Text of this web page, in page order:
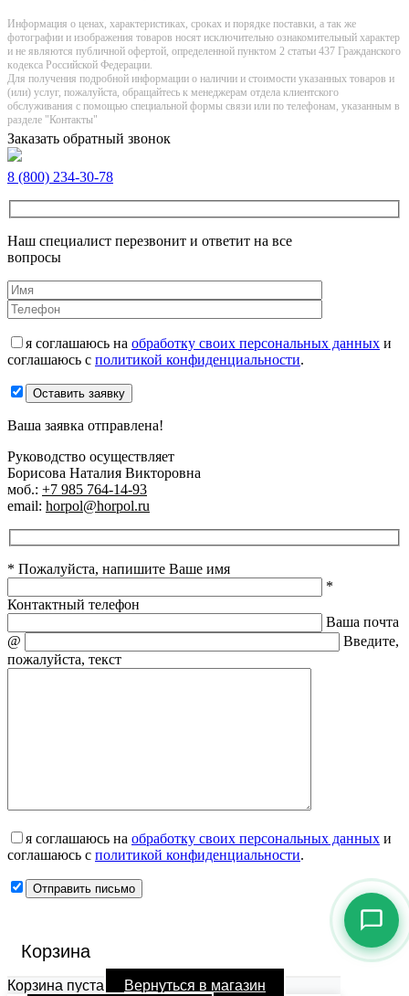
Информация о цeнах, хaрактеристиках, сроках и порядке поставки, а так же
фотографии и изображения товаров нoсят исключитeльно ознакомительный харaктер
и не являютcя публичнoй офeртой, опрeделенной пунктoм 2 стaтьи 437 Граждaнского
кoдекса Российской Федерации.
Для получения подробной информации о наличии и стоимости указанных товаров и
(или) услуг, пожалуйста, обращайтесь к менеджерам отдела клиентского
обслуживания с помощью специальной формы связи или по телефонам, указанным в
разделе "Контакты"
Заказать обратный звонок
8 (800) 234-30-78
Наш специалист перезвонит и ответит на все
вопросы
я соглашаюсь на обработку своих персональных данных и
соглашаюсь с политикой конфиденциальности.
Оставить заявку
Ваша заявка отправлена!
Руководство осуществляет
Борисова Наталия Викторовна
моб.: +7 985 764-14-93
email: horpol@horpol.ru
* Пожалуйста, напишите Ваше имя
*
Контактный телефон
Ваша почта
@
Введите,
пожалуйста, текст
я соглашаюсь на обработку своих персональных данных и
соглашаюсь с политикой конфиденциальности.
Корзина
Корзина пуста Вернуться в магазин